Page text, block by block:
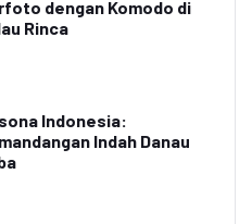
dengan Komodo di
Rinca
Indonesia:
Indah Danau